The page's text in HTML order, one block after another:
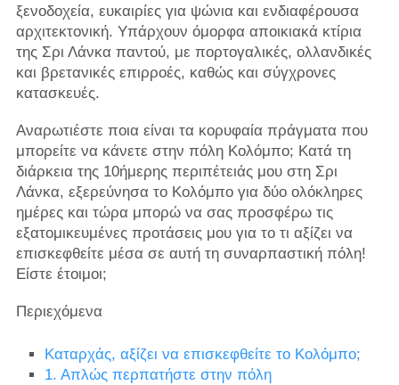
ξενοδοχεία, ευκαιρίες για ψώνια και ενδιαφέρουσα
αρχιτεκτονική. Υπάρχουν όμορφα αποικιακά κτίρια
της Σρι Λάνκα παντού, με πορτογαλικές, ολλανδικές
και βρετανικές επιρροές, καθώς και σύγχρονες
κατασκευές.
Αναρωτιέστε ποια είναι τα κορυφαία πράγματα που
μπορείτε να κάνετε στην πόλη Κολόμπο; Κατά τη
διάρκεια της 10ήμερης περιπέτειάς μου στη Σρι
Λάνκα, εξερεύνησα το Κολόμπο για δύο ολόκληρες
ημέρες και τώρα μπορώ να σας προσφέρω τις
εξατομικευμένες προτάσεις μου για το τι αξίζει να
επισκεφθείτε μέσα σε αυτή τη συναρπαστική πόλη!
Είστε έτοιμοι;
Περιεχόμενα
Καταρχάς, αξίζει να επισκεφθείτε το Κολόμπο;
1. Απλώς περπατήστε στην πόλη